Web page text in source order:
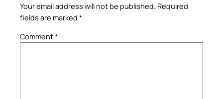
Your email address will not be published. Required
fields are marked *
Comment*